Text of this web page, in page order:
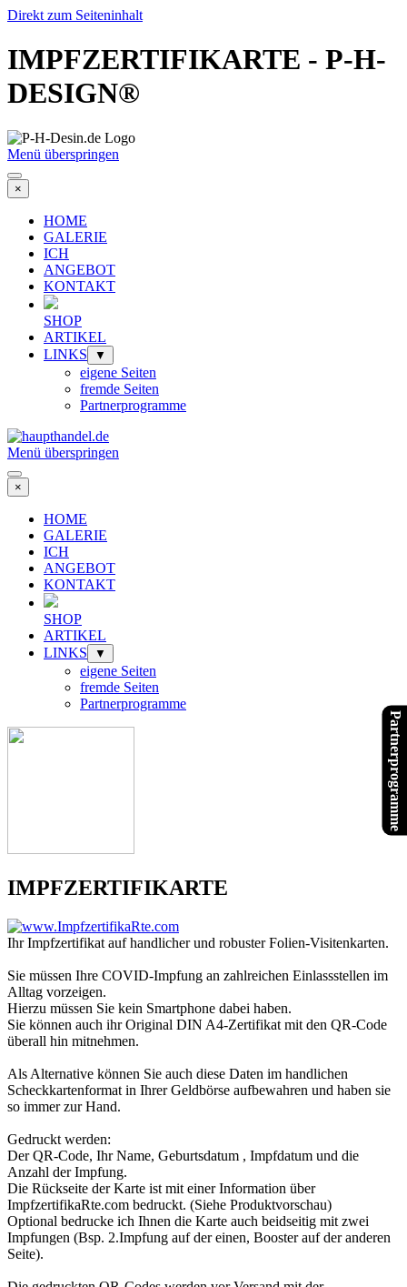
Direkt zum Seiteninhalt
IMPFZERTIFIKARTE - P-H-
DESIGN®
Menü überspringen
×
HOME
GALERIE
ICH
ANGEBOT
KONTAKT
SHOP
ARTIKEL
LINKS
▼
eigene Seiten
fremde Seiten
Partnerprogramme
Partnerprogramme
Menü überspringen
×
HOME
GALERIE
ICH
ANGEBOT
KONTAKT
SHOP
ARTIKEL
LINKS
▼
eigene Seiten
fremde Seiten
Partnerprogramme
IMPFZERTIFIKARTE
Ihr Impfzertifikat auf handlicher und robuster Folien-Visitenkarten.
Sie müssen Ihre COVID-Impfung an zahlreichen Einlassstellen im
Alltag vorzeigen.
Hierzu müssen Sie kein Smartphone dabei haben.
Sie können auch ihr Original DIN A4-Zertifikat mit den QR-Code
überall hin mitnehmen.
Als Alternative können Sie auch diese Daten im handlichen
Scheckkartenformat in Ihrer Geldbörse aufbewahren und haben sie
so immer zur Hand.
Gedruckt werden:
Der QR-Code, Ihr Name, Geburtsdatum , Impfdatum und die
Anzahl der Impfung.
Die Rückseite der Karte ist mit einer Information über
ImpfzertifikaRte.com bedruckt. (Siehe Produktvorschau)
Optional bedrucke ich Ihnen die Karte auch beidseitig mit zwei
Impfungen (Bsp. 2.Impfung auf der einen, Booster auf der anderen
Seite).